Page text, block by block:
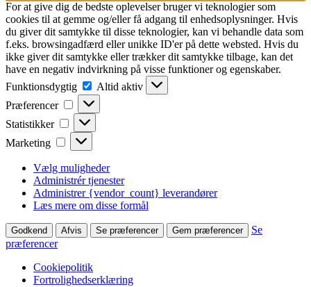
For at give dig de bedste oplevelser bruger vi teknologier som
cookies til at gemme og/eller få adgang til enhedsoplysninger. Hvis
du giver dit samtykke til disse teknologier, kan vi behandle data som
f.eks. browsingadfærd eller unikke ID'er på dette websted. Hvis du
ikke giver dit samtykke eller trækker dit samtykke tilbage, kan det
have en negativ indvirkning på visse funktioner og egenskaber.
Funktionsdygtig
Funktionsdygtig
Altid aktiv
Præferencer
Præferencer
Statistikker Statistikker
Marketing Marketing
Vælg muligheder
Administrér tjenester
Administrer {vendor_count} leverandører
Læs mere om disse formål
Godkend Afvis Se præferencer Gem præferencer
Se
præferencer
Cookiepolitik
Fortrolighedserklæring